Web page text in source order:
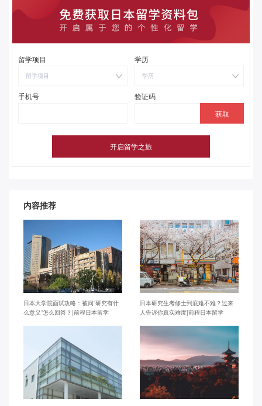
留学项目
留学项目
学历
学历
手机号 验证码
内容推荐
日本大学院面试攻略：被问“研究有什
么意义”怎么回答？|前程日本留学
日本研究生考修士到底难不难？过来
人告诉你真实难度|前程日本留学